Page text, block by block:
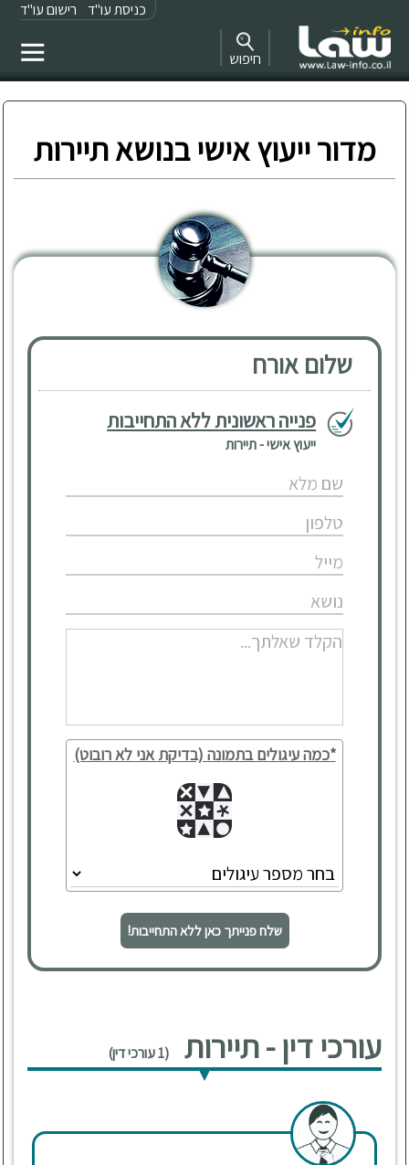
כניסת עו"ד רישום עו"ד
חיפוש
מדור ייעוץ אישי בנושא תיירות
שלום אורח
פנייה ראשונית ללא התחייבות
ייעוץ אישי - תיירות
*כמה עיגולים בתמונה (בדיקת אני לא רובוט)
שלח פנייתך כאן ללא התחייבות!
עורכי דין - תיירות (1 עורכי דין)